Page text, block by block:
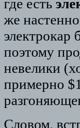
где есть
же
электрокар
поэтому
невелики
примерно
Словом,